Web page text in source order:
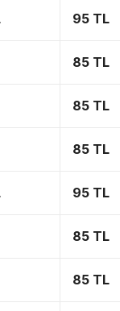
95 TL
85 TL
85 TL
85 TL
95 TL
85 TL
85 TL